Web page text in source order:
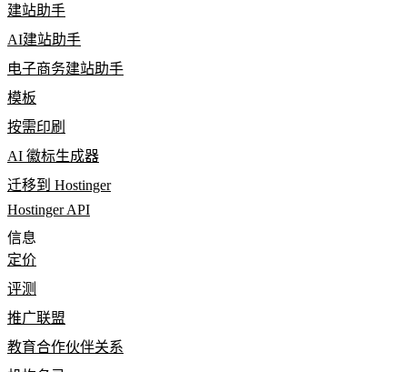
建站助手
AI建站助手
电子商务建站助手
模板
按需印刷
AI 徽标生成器
迁移到 Hostinger
Hostinger API
信息
定价
评测
推广联盟
教育合作伙伴关系